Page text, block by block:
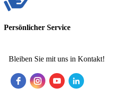
Persönlicher Service
Bleiben Sie mit uns in Kontakt!